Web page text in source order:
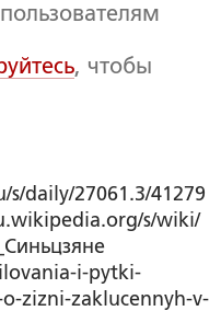
, чтобы
daily/27061.3/41279
s/wiki/
i-pytki-
zizni-zaklucennyh-v-